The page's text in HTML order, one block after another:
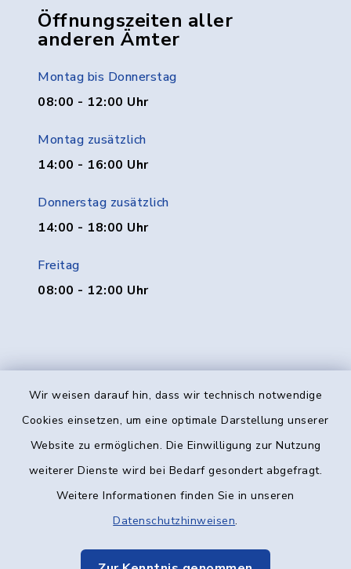
Wir weisen darauf hin, dass wir technisch notwendige
Cookies einsetzen, um eine optimale Darstellung unserer
Website zu ermöglichen. Die Einwilligung zur Nutzung
weiterer Dienste wird bei Bedarf gesondert abgefragt.
Weitere Informationen finden Sie in unseren
Datenschutzhinweisen.
Öffnungszeiten aller
anderen Ämter
Montag bis Donnerstag
08:00 - 12:00 Uhr
Montag zusätzlich
14:00 - 16:00 Uhr
Donnerstag zusätzlich
14:00 - 18:00 Uhr
Freitag
08:00 - 12:00 Uhr
Kontakt
Datenschutz